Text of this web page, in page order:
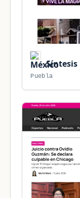
Síntesis
Puebla